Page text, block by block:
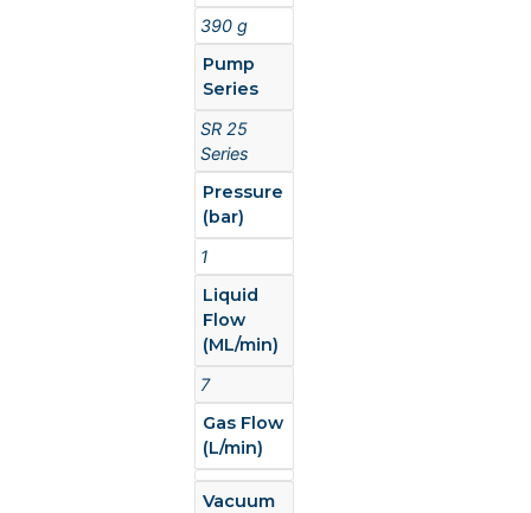
390 g
Pump
Series
SR 25
Series
Pressure
(bar)
1
Liquid
Flow
(ML/min)
7
Gas Flow
(L/min)
Vacuum